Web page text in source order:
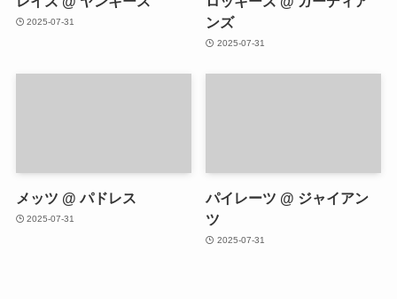
2025-07-31
ンズ
2025-07-31
メッツ @ パドレス
2025-07-31
パイレーツ @ ジャイアン
ツ
2025-07-31